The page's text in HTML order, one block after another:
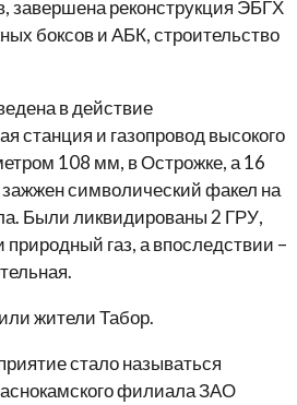
завершена реконструкция ЭБГХ
боксов и АБК, строительство
в действие
станция и газопровод высокого
108 мм, в Острожке, а 16
зажжен символический факел на
Были ликвидированы 2 ГРУ,
газ, а впоследствии –
жители Табор.
стало называться
филиала ЗАО